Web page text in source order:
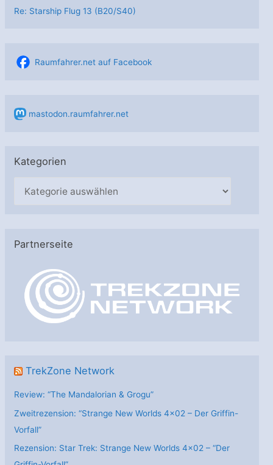
Re: Starship Flug 13 (B20/S40)
Raumfahrer.net auf Facebook
mastodon.raumfahrer.net
Kategorien
g
Partnerseite
TrekZone Network
Review: “The Mandalorian & Grogu”
Zweitrezension: “Strange New Worlds 4×02 – Der Griffin-
Vorfall”
Rezension: Star Trek: Strange New Worlds 4×02 – “Der